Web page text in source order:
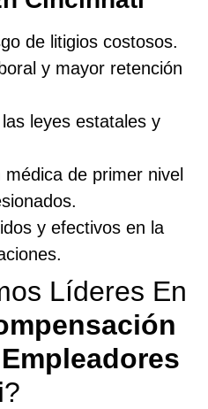
de litigios costosos.
y mayor retención
leyes estatales y
de primer nivel
y efectivos en la
Líderes En
?